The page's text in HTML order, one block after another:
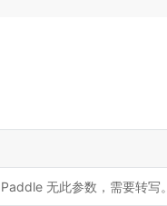
无此参数，需要转写。